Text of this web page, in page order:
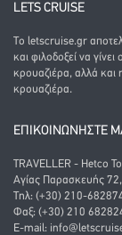
LETS CRUISE
Το letscruise.gr
και φιλοδοξεί να
κρουαζιέρα, αλλά
κρουαζιέρα.
ΕΠΙΚΟΙΝΩΝΗΣΤΕ
TRAVELLER - Hetco
Αγίας Παρασκευής
Τηλ: (+30) 210-
Φαξ: (+30) 210
E-mail: